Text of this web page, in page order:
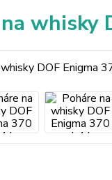
whisky